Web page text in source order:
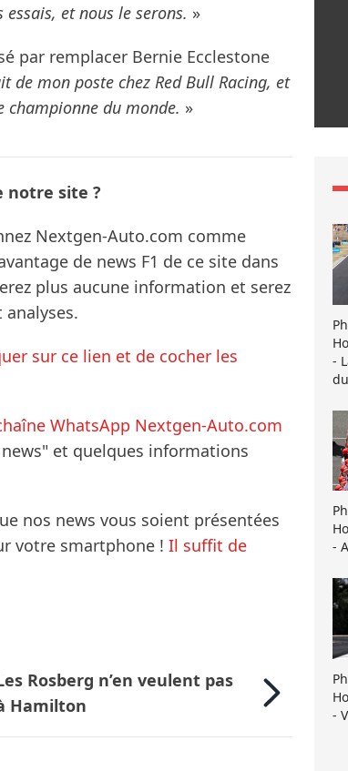
et nous le serons. »
par remplacer Bernie Ecclestone
de mon poste chez Red Bull Racing, et
championne du monde. »
notre site ?
Nextgen-Auto.com comme
de news F1 de ce site dans
plus aucune information et serez
sur ce lien et de cocher les
WhatsApp Nextgen-Auto.com
et quelques informations
nos news vous soient présentées
votre smartphone ! Il suffit de
Rosberg n’en veulent pas
Hamilton
-
-
-